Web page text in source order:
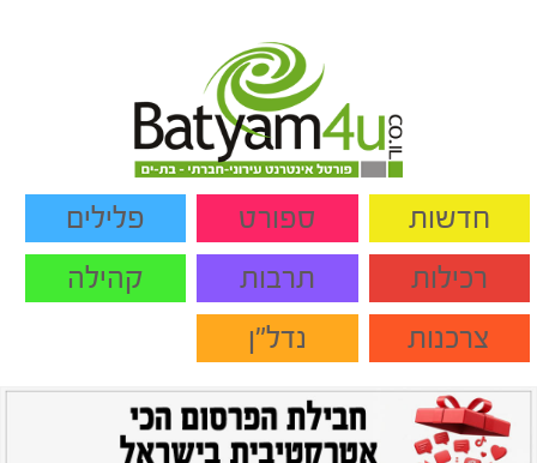
חדשות ספורט
פלילים
רכילות
תרבות
קהילה
צרכנות
נדל"ן